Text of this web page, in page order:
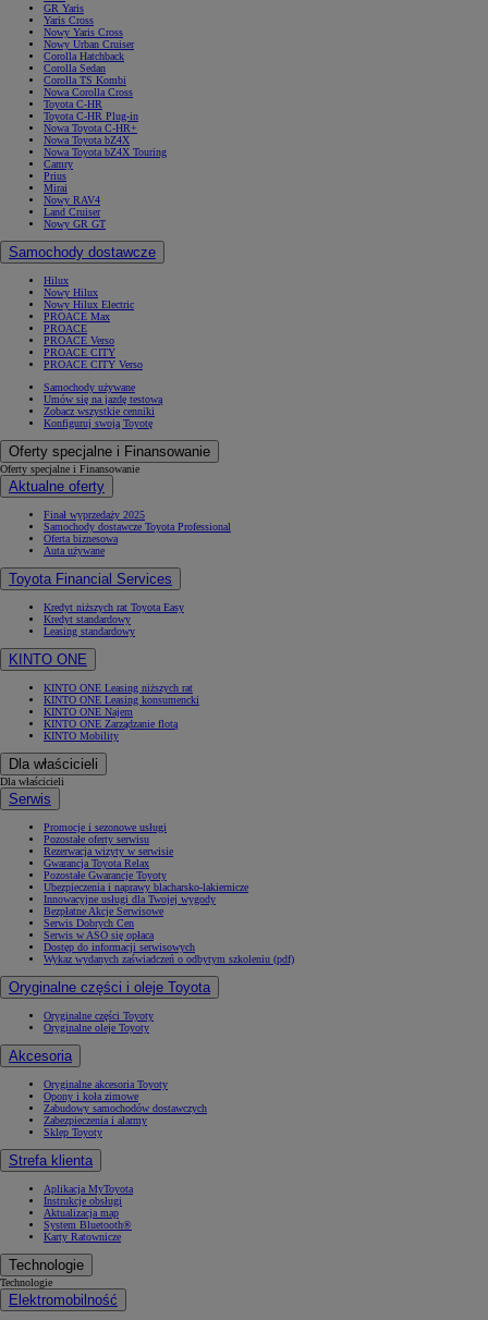
GR Yaris
Yaris Cross
Nowy Yaris Cross
Nowy Urban Cruiser
Corolla Hatchback
Corolla Sedan
Corolla TS Kombi
Nowa Corolla Cross
Toyota C-HR
Toyota C-HR Plug-in
Nowa Toyota C-HR+
Nowa Toyota bZ4X
Nowa Toyota bZ4X Touring
Camry
Prius
Mirai
Nowy RAV4
Land Cruiser
Nowy GR GT
Samochody dostawcze
Hilux
Nowy Hilux
Nowy Hilux Electric
PROACE Max
PROACE
PROACE Verso
PROACE CITY
PROACE CITY Verso
Samochody używane
Umów się na jazdę testową
Zobacz wszystkie cenniki
Konfiguruj swoją Toyotę
Oferty specjalne i Finansowanie
Oferty specjalne i Finansowanie
Aktualne oferty
Finał wyprzedaży 2025
Samochody dostawcze Toyota Professional
Oferta biznesowa
Auta używane
Toyota Financial Services
Kredyt niższych rat Toyota Easy
Kredyt standardowy
Leasing standardowy
KINTO ONE
KINTO ONE Leasing niższych rat
KINTO ONE Leasing konsumencki
KINTO ONE Najem
KINTO ONE Zarządzanie flotą
KINTO Mobility
Dla właścicieli
Dla właścicieli
Serwis
Promocje i sezonowe usługi
Pozostałe oferty serwisu
Rezerwacja wizyty w serwisie
Gwarancja Toyota Relax
Pozostałe Gwarancje Toyoty
Ubezpieczenia i naprawy blacharsko-lakiernicze
Innowacyjne usługi dla Twojej wygody
Bezpłatne Akcje Serwisowe
Serwis Dobrych Cen
Serwis w ASO się opłaca
Dostęp do informacji serwisowych
Wykaz wydanych zaświadczeń o odbytym szkoleniu (pdf)
Oryginalne części i oleje Toyota
Oryginalne części Toyoty
Oryginalne oleje Toyoty
Akcesoria
Oryginalne akcesoria Toyoty
Opony i koła zimowe
Zabudowy samochodów dostawczych
Zabezpieczenia i alarmy
Sklep Toyoty
Strefa klienta
Aplikacja MyToyota
Instrukcje obsługi
Aktualizacja map
System Bluetooth®
Karty Ratownicze
Technologie
Technologie
Elektromobilność